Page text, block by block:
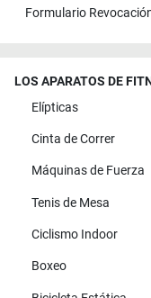
Formulario
LOS APARATOS DE
Elípticas
Cinta de Correr
Máquinas de Fuerza
Tenis de Mesa
Ciclismo Indoor
Boxeo